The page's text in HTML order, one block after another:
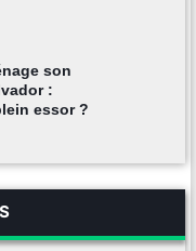
son
:
essor ?